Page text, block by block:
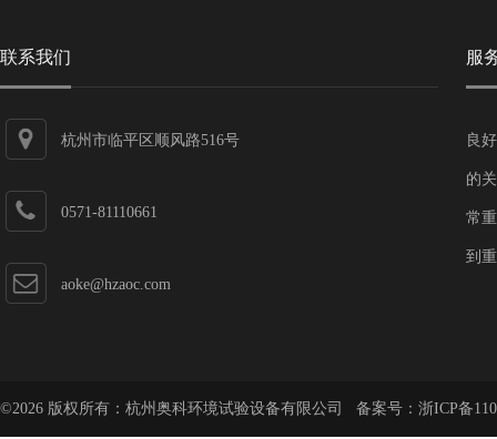
联系我们
杭州市临平区顺风路516号
0571-81110661
aoke@hzaoc.com
服
良
的
常
到
©2026 版权所有：杭州奥科环境试验设备有限公司 备案号： 浙ICP备